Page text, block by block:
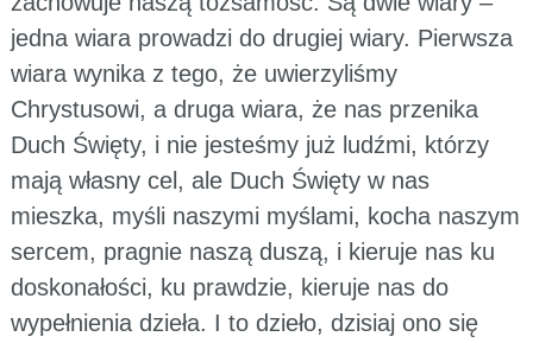
jedna wiara prowadzi do drugiej wiary. Pierwsza
wiara wynika z tego, że uwierzyliśmy
Chrystusowi, a druga wiara, że nas przenika
Duch Święty, i nie jesteśmy już ludźmi, którzy
mają własny cel, ale Duch Święty w nas
mieszka, myśli naszymi myślami, kocha naszym
sercem, pragnie naszą duszą, i kieruje nas ku
doskonałości, ku prawdzie, kieruje nas do
wypełnienia dzieła. I to dzieło, dzisiaj ono się